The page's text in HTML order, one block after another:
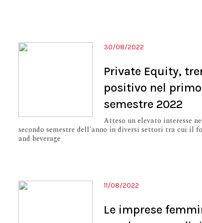
30/08/2022
Private Equity,
positivo nel primo
semestre 2022
Atteso un elevato interesse
secondo semestre dell'anno in diversi settori tra cui il
and beverage
11/08/2022
Le imprese